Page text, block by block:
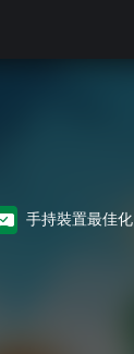
手持裝置最佳化